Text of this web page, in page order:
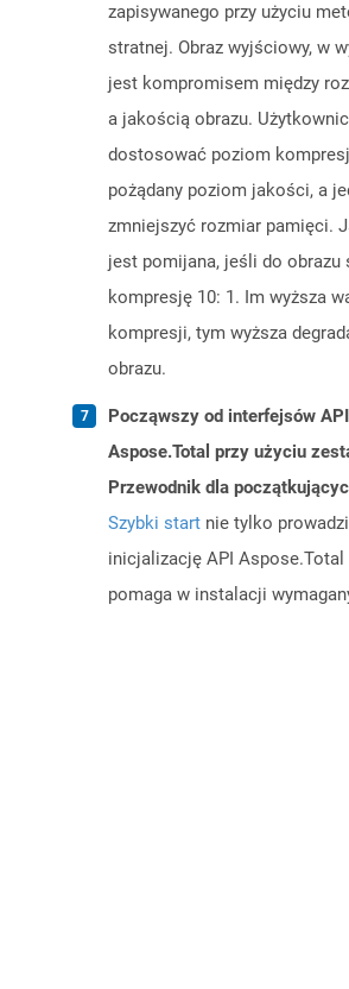
zapisywanego przy użyciu
stratnej. Obraz wyjściowy, w
jest kompromisem między
a jakością obrazu.
dostosować poziom
pożądany poziom jakości, a
zmniejszyć rozmiar pamięci.
jest pomijana, jeśli do obrazu
kompresję 10: 1. Im wyższa
kompresji, tym wyższa
obrazu.
Począwszy od interfejsów API
Aspose.Total przy użyciu
Przewodnik dla
Szybki start nie tylko
inicjalizację API Aspose.Total
pomaga w instalacji